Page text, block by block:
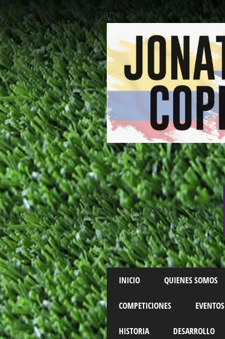
Main menu
Skip
to
content
INICIO QUIENES SOMOS
COMPETICIONES EVENTOS
HISTORIA DESARROLLO